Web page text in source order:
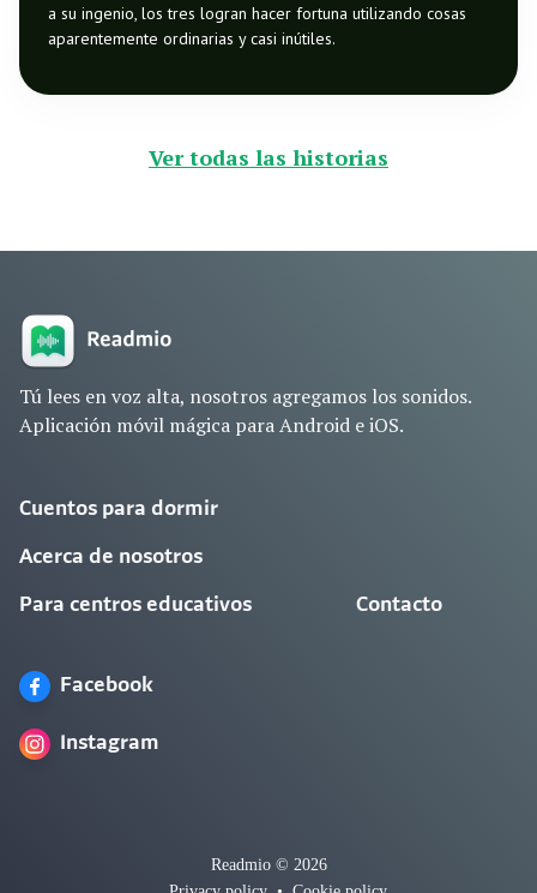
a su ingenio, los tres logran hacer fortuna utilizando cosas
aparentemente ordinarias y casi inútiles.
Ver todas las historias
Tú lees en voz alta, nosotros agregamos los sonidos.
Aplicación móvil mágica para Android e iOS.
Cuentos para dormir
Acerca de nosotros
Para centros educativos Contacto
Facebook
Instagram
Readmio © 2026